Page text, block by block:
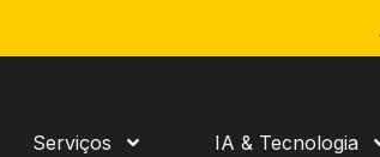
Serviços IA & Tecnologia